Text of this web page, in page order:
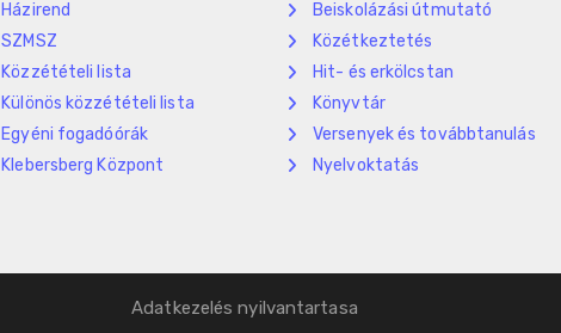
Házirend
SZMSZ
Közzétételi lista
Különös közzétételi lista
Egyéni fogadóórák
Klebersberg Központ
Beiskolázási útmutató
Közétkeztetés
Hit- és erkölcstan
Könyvtár
Versenyek és továbbtanulás
Nyelvoktatás
Adatkezelés nyilvantartasa